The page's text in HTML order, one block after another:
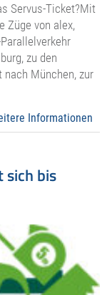
Servus-Ticket?Mit
Züge von alex,
zu den
nach München, zur
Informationen
bis